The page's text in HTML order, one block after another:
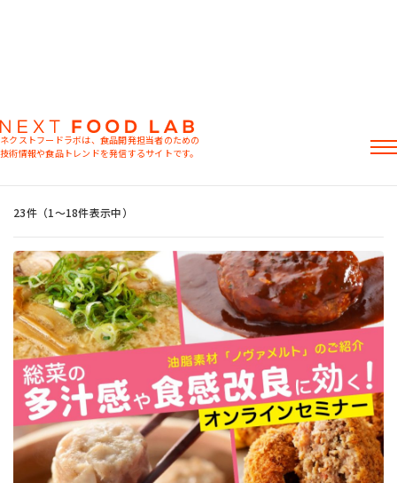
ネクストフードラボは、食品開発担当者のための
技術情報や食品トレンドを発信するサイトです。
おすすめキーワード
粉末油脂ラード不足植物性ミルク食感改良
お問い合わせ
製品情報
レシピ
イベント・セミナー
ミヨシ油脂の強み
23件（1〜18件表示中）